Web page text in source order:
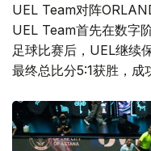
UEL Team对阵
UEL Team首先在数字
足球比赛后，UEL继续
最终总比分5:1获胜，成